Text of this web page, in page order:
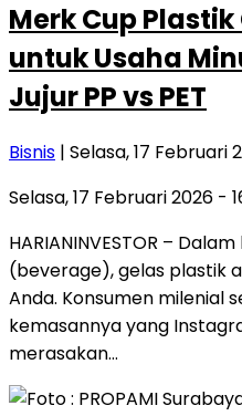
Merk Cup
untuk Usaha
Jujur PP vs PET
Bisnis | Selasa, 17 Februari
Selasa, 17 Februari 2026 -
HARIANINVESTOR –
(beverage), gelas plastik
Anda. Konsumen milenial
kemasannya yang
merasakan…